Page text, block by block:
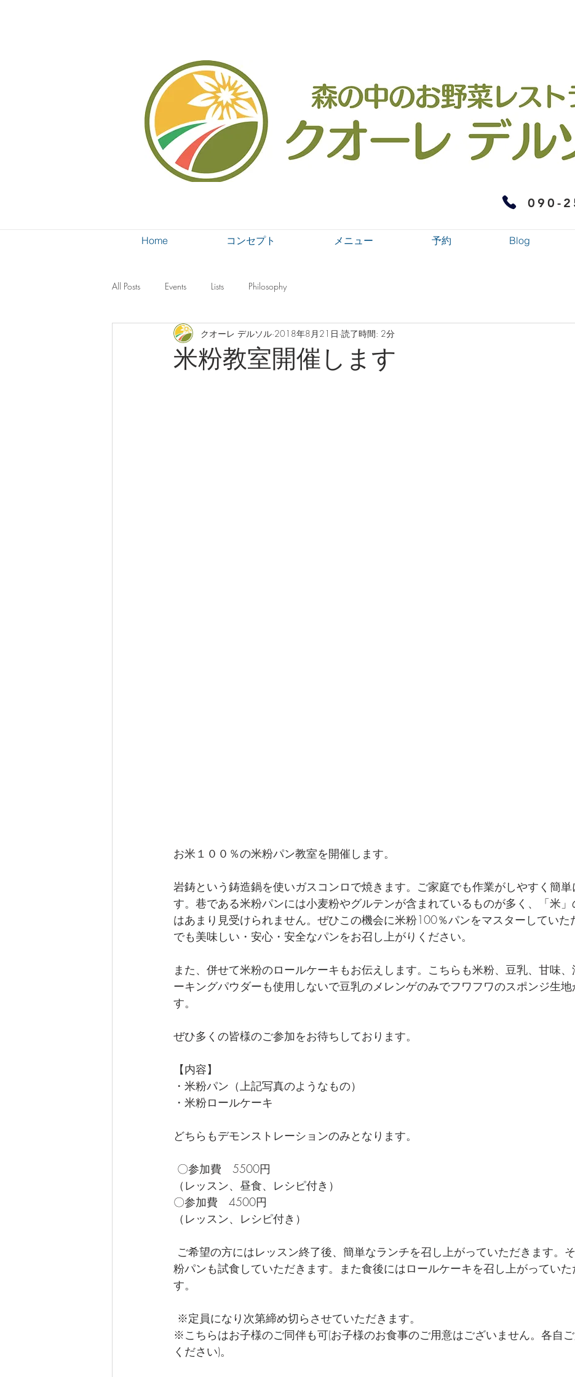
090-
Home コンセプト メニュー 予約 Blog
All Posts Events Lists Philosophy
米粉教室開催します
クオーレ デルソル 2018年8月21日 読了時間: 2分
お米１００％の米粉パン教室を開催します。
岩鋳という鋳造鍋を使いガスコンロで焼きます。ご家庭でも作業がしやすく簡単
す。巷である米粉パンには小麦粉やグルテンが含まれているものが多く、「米
はあまり見受けられません。ぜひこの機会に米粉100％パンをマスターしていた
でも美味しい・安心・安全なパンをお召し上がりください。
また、併せて米粉のロールケーキもお伝えします。こちらも米粉、豆乳、甘味
ーキングパウダーも使用しないで豆乳のメレンゲのみでフワフワのスポンジ生地
す。
ぜひ多くの皆様のご参加をお待ちしております。
【内容】
・米粉パン（上記写真のようなもの）
・米粉ロールケーキ
どちらもデモンストレーションのみとなります。
〇参加費　5500円
（レッスン、昼食、レシピ付き）
〇参加費　4500円
（レッスン、レシピ付き）
粉パンも試食していただきます。また食後にはロールケーキを召し上がっていた
す。
※定員になり次第締め切らさせていただきます。
※こちらはお子様のご同伴も可(お子様のお食事のご用意はございません。各自
ください)。